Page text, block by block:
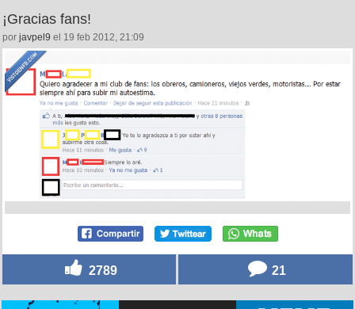
¡Gracias fans!
por javpel9 el 19 feb 2012, 21:09
2789 21